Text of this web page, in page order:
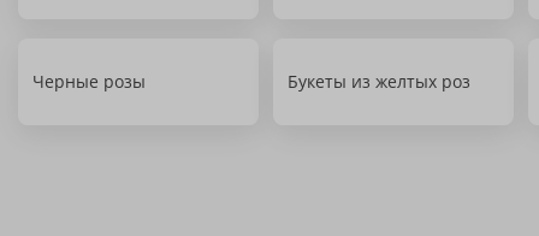
Черные розы Букеты из желтых роз